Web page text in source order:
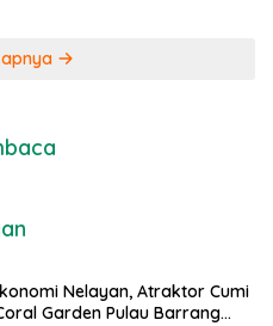
Nelayan, Atraktor Cumi
Garden Pulau Barrang